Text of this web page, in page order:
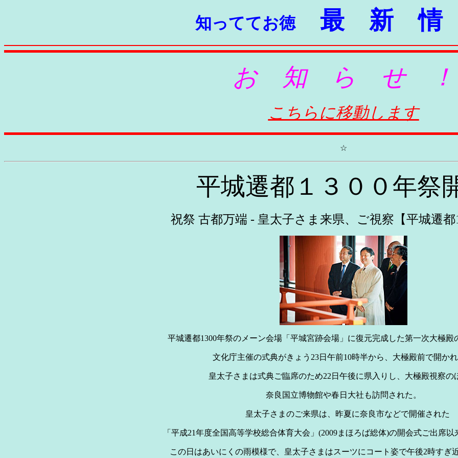
知っててお徳最 新 情
お 知 ら せ ！
こちらに移動します
☆
平城遷都１３００年祭
祝祭 古都万端 - 皇太子さま来県、ご視察【平城遷都
平城遷都1300年祭のメーン会場「平城宮跡会場」に復元完成した第一次大極殿
文化庁主催の式典がきょう23日午前10時半から、大極殿前で開か
皇太子さまは式典ご臨席のため22日午後に県入りし、大極殿視察の
奈良国立博物館や春日大社も訪問された。
皇太子さまのご来県は、昨夏に奈良市などで開催された
「平成21年度全国高等学校総合体育大会」(2009まほろば総体)の開会式ご出席
この日はあいにくの雨模様で、皇太子さまはスーツにコート姿で午後2時すぎ